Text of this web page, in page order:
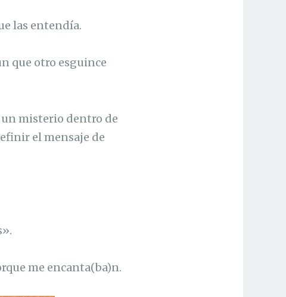
las entendía.
que otro esguince
un misterio dentro de
el mensaje de
me encanta(ba)n.